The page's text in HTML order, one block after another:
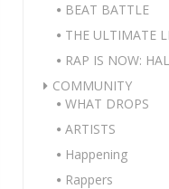
BEAT BATTLE
THE ULTIMATE
RAP IS NOW:
COMMUNITY
WHAT DROPS
ARTISTS
Happening
Rappers